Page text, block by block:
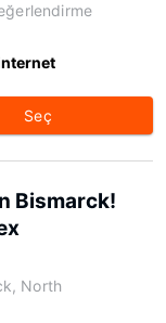
Seç
Bismarck!
North